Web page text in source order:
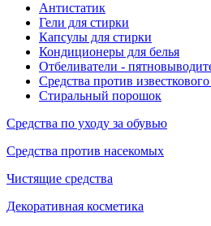
Антистатик
Гели для стирки
Капсулы для стирки
Кондиционеры для белья
Отбеливатели -
Средства против известкового
Стиральный порошок
Средства по уходу за обувью
Средства против насекомых
Чистящие средства
Декоративная косметика